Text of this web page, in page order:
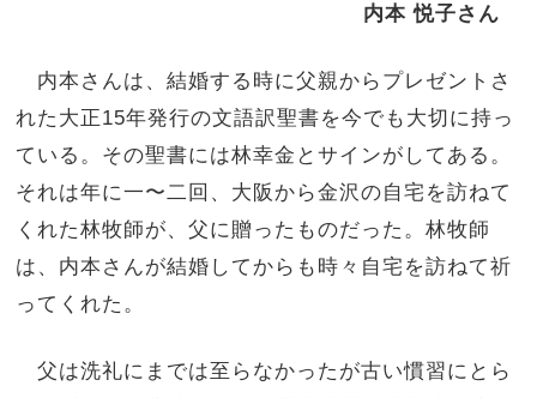
内本 悦子さん
内本さんは、結婚する時に父親からプレゼントさ
れた大正15年発行の文語訳聖書を今でも大切に持っ
ている。その聖書には林幸金とサインがしてある。
それは年に一〜二回、大阪から金沢の自宅を訪ねて
くれた林牧師が、父に贈ったものだった。林牧師
は、内本さんが結婚してからも時々自宅を訪ねて祈
ってくれた。
父は洗礼にまでは至らなかったが古い慣習にとら